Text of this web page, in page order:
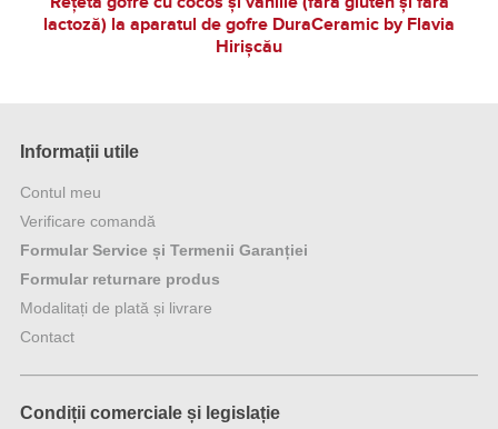
lactoză) la aparatul de gofre DuraCeramic by Flavia
Hirișcău
Informații utile
Contul meu
Verificare comandă
Formular Service și Termenii Garanției
Formular returnare produs
Modalitați de plată și livrare
Contact
Condiții comerciale și legislație